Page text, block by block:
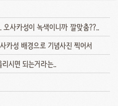
오사카성이 녹색이니까 깔맞춤??..
카성 배경으로 기념사진 찍어서
시면 되는거라는..